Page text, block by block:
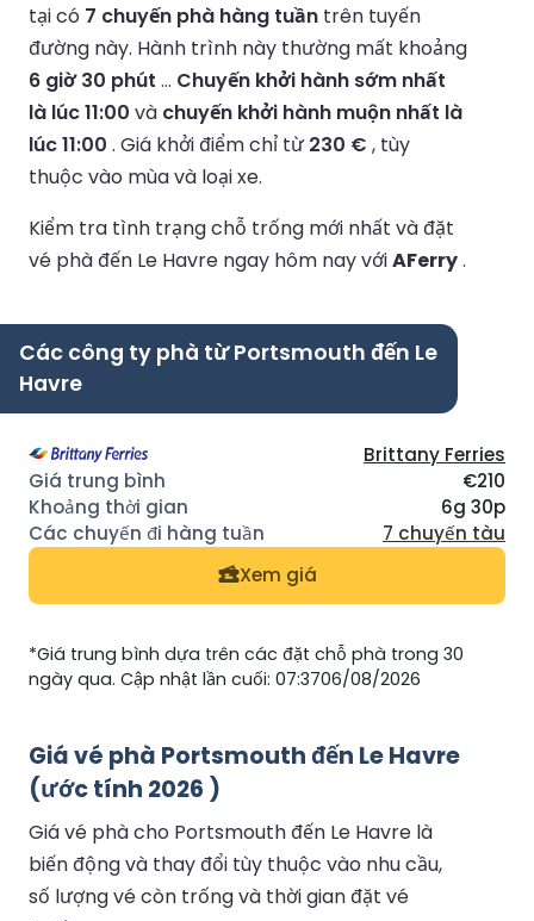
tại có 7 chuyến phà hàng tuần trên tuyến
đường này. Hành trình này thường mất khoảng
6 giờ 30 phút ... Chuyến khởi hành sớm nhất
là lúc 11:00 và chuyến khởi hành muộn nhất là
lúc 11:00 . Giá khởi điểm chỉ từ230 € , tùy
thuộc vào mùa và loại xe.
Kiểm tra tình trạng chỗ trống mới nhất và đặt
vé phà đến Le Havre ngay hôm nay vớiAFerry.
Các công ty phà từ Portsmouth đến Le
Havre
Brittany Ferries
€210
6g 30p
7 chuyến tàu
Xem giá
*Giá trung bình dựa trên các đặt chỗ phà trong 30
ngày qua. Cập nhật lần cuối: 07:3706/08/2026
Giá vé phà Portsmouth đến Le Havre
(ước tính 2026 )
Giá vé phà cho Portsmouth đến Le Havre là
biến động và thay đổi tùy thuộc vào nhu cầu,
số lượng vé còn trống và thời gian đặt vé